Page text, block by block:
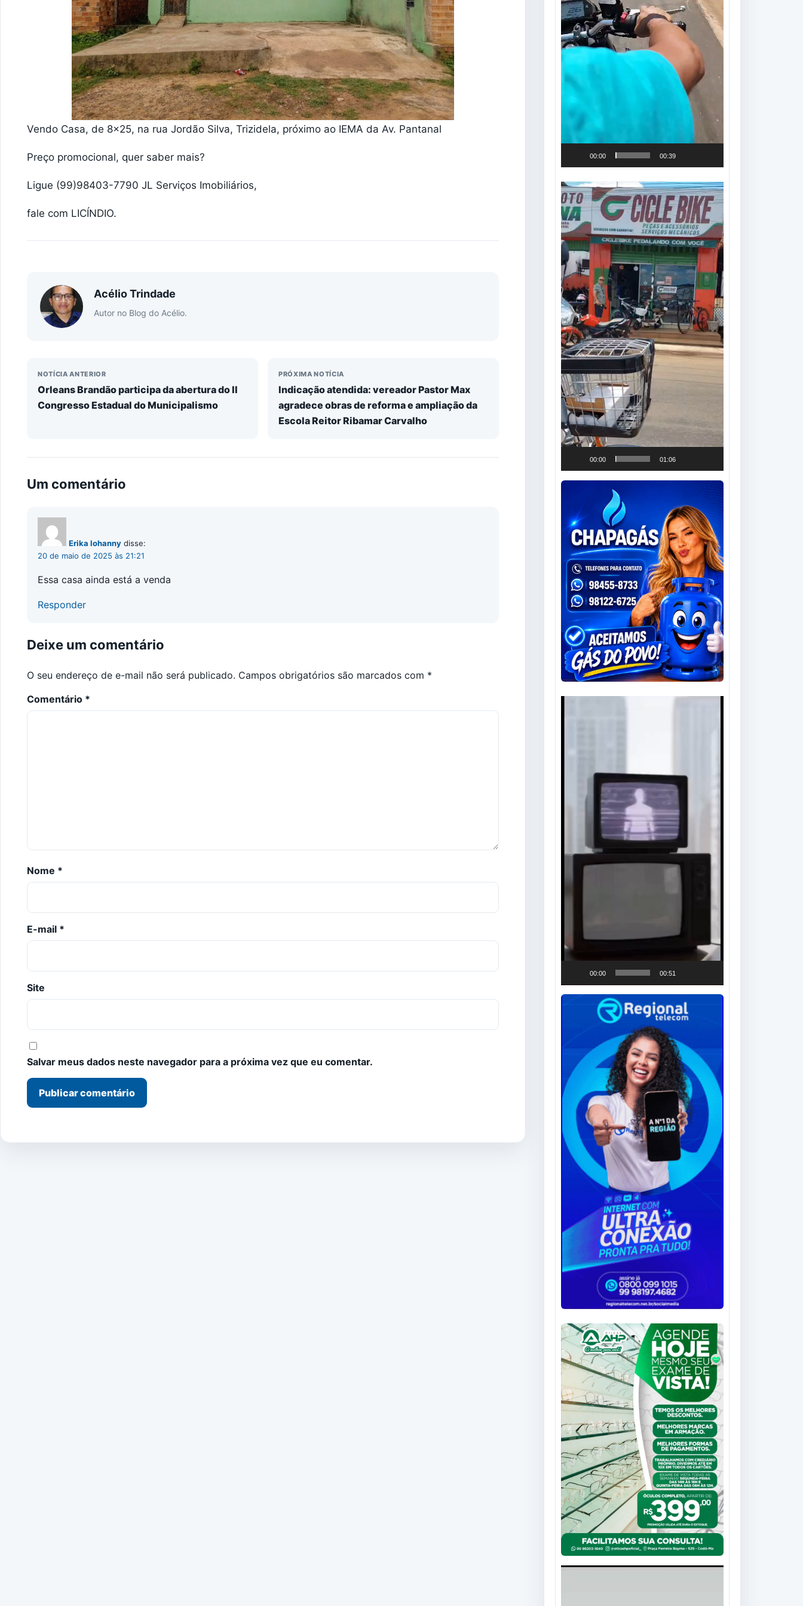
Vendo Casa, de 8×25, na rua Jordão Silva, Trizidela, próximo ao IEMA da Av. Pantanal
Preço promocional, quer saber mais?
Ligue (99)98403-7790 JL Serviços Imobiliários,
fale com LICÍNDIO.
Acélio Trindade
Autor no Blog do Acélio.
NOTÍCIA ANTERIOR
Orleans Brandão participa da abertura do II
Congresso Estadual do Municipalismo
PRÓXIMA NOTÍCIA
Indicação atendida: vereador Pastor Max
agradece obras de reforma e ampliação da
Escola Reitor Ribamar Carvalho
Um comentário
Erika lohanny disse:
20 de maio de 2025 às 21:21
Essa casa ainda está a venda
Responder
Deixe um comentário
O seu endereço de e-mail não será publicado. Campos obrigatórios são marcados com *
Comentário *
Nome *
E-mail *
Site
Salvar meus dados neste navegador para a próxima vez que eu comentar.
00:00 00:39
Tocador
de
vídeo
00:00 01:06
00:00 00:51